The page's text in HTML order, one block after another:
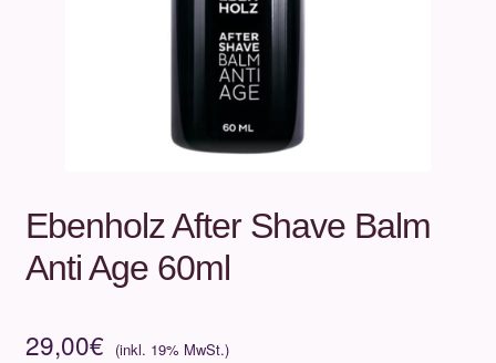
Ebenholz After Shave Balm
Anti Age 60ml
29,00€